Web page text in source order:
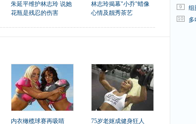
朱延平维护林志玲 说她
花瓶是残忍的伤害
林志玲揭幕"小乔"蜡像
心情及靓秀茶艺
内衣橄榄球赛再吸睛 75岁老妪成健身狂人
9 组
10 多